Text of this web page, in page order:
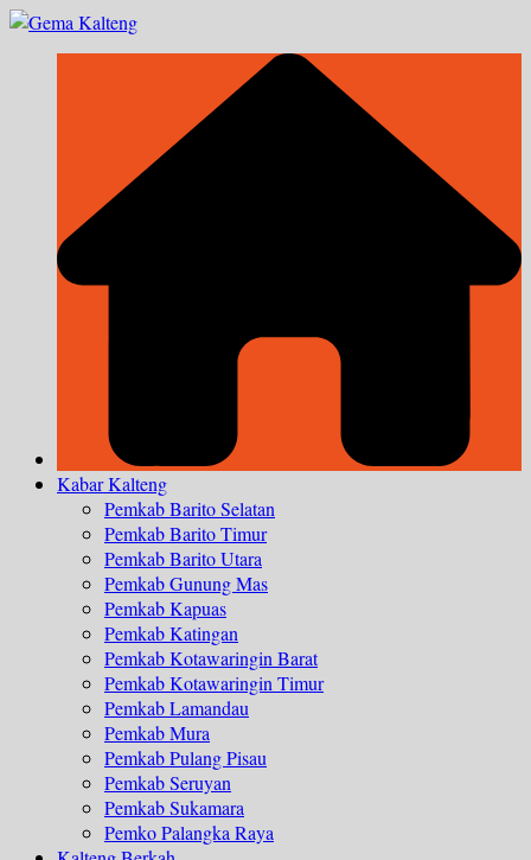
Skip
Kabar Kalteng
Pemkab Barito Selatan
Pemkab Barito Timur
Pemkab Barito Utara
Pemkab Gunung Mas
Pemkab Kapuas
Pemkab Katingan
Pemkab Kotawaringin Barat
Pemkab Kotawaringin Timur
Pemkab Lamandau
Pemkab Mura
Pemkab Pulang Pisau
Pemkab Seruyan
Pemkab Sukamara
Pemko Palangka Raya